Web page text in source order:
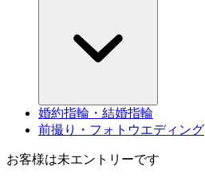
婚約指輪・結婚指輪
前撮り・フォトウエディング
お客様は未エントリーです